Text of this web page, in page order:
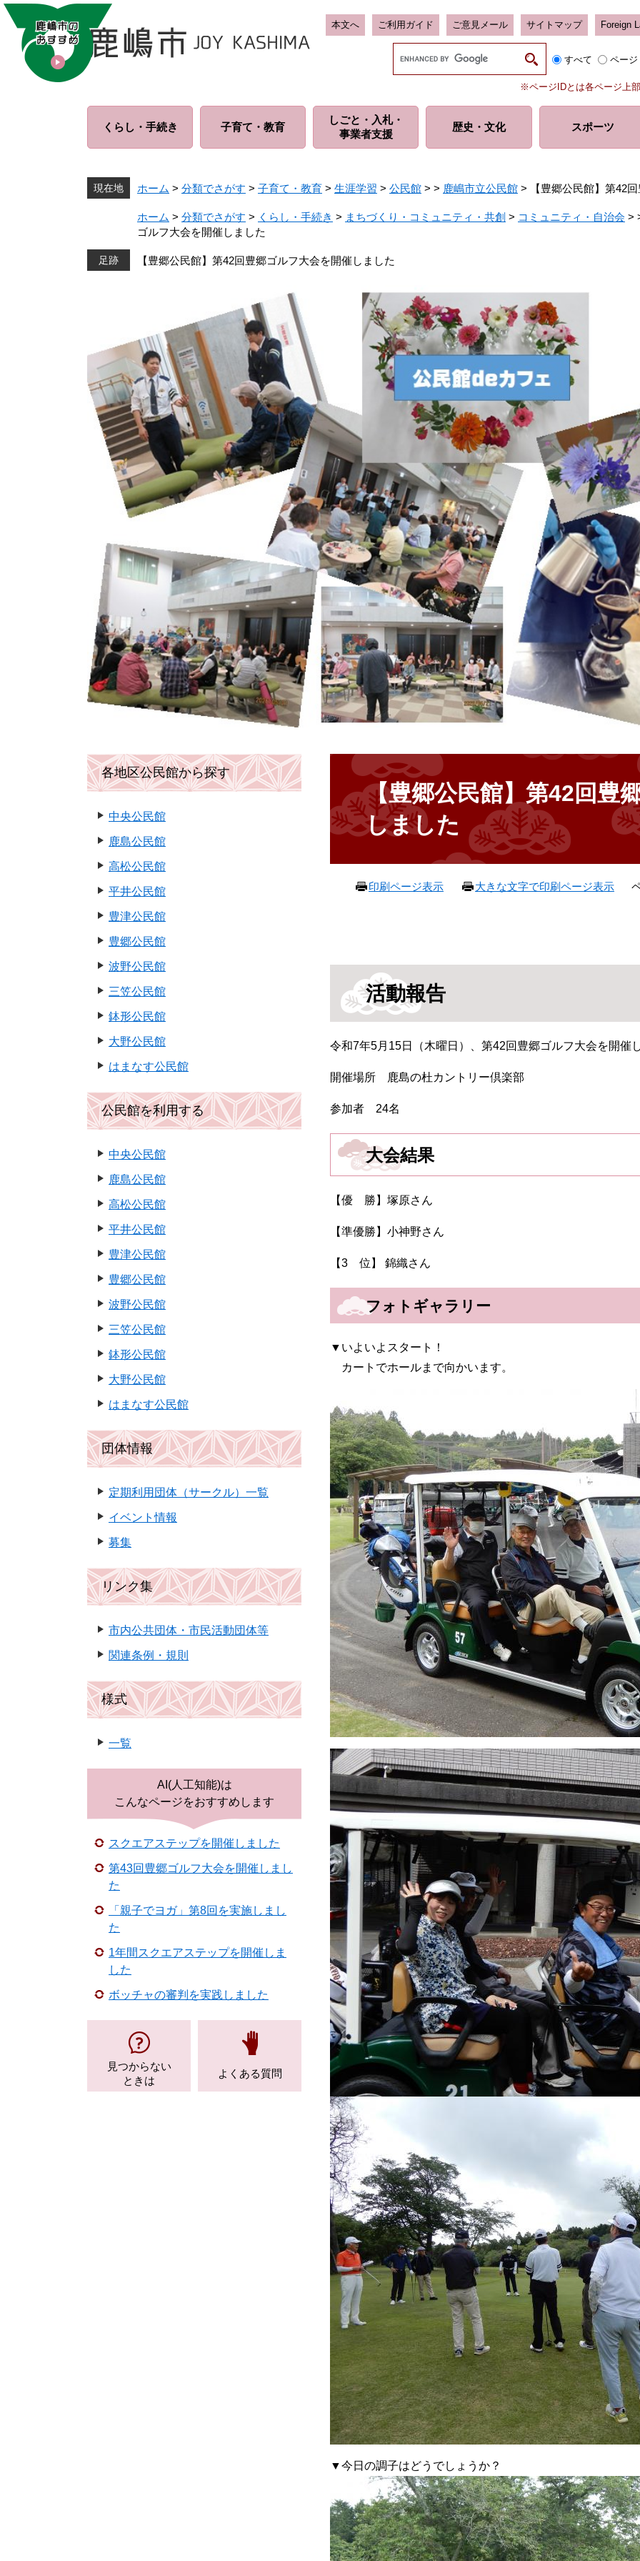
ペ
メ
本文へ ご利用ガイド ご意見メール サイトマップ Foreign
ム
索
すべて ページ
※ページIDとは各ページ上
くらし・ 手続き 子育て・ 教育
しごと・入札・
事業者支援
歴史・ 文化 スポーツ
現在地 ホーム > 分類でさがす > 子育て・教育 > 生涯学習 > 公民館 > > 鹿嶋市立公民館 > 【豊郷公民館】第42
ホーム > 分類でさがす > くらし・手続き > まちづくり・コミュニティ・共創 > コミュニティ・自治会 >
ゴルフ大会を開催しました
【豊郷公民館】第42回豊郷ゴルフ大会を開催しました
【豊郷公民館】第42回豊
しました
印刷ページ表示 大きな文字で印刷ページ表示
活動報告
令和7年5月15日（木曜日）、第42回豊郷ゴルフ大会を開催
開催場所 鹿島の杜カントリー倶楽部
参加者 24名
大会結果
【優 勝】塚原さん
【準優勝】小神野さん
【3 位】 錦織さん
フォトギャラリー
▼いよいよスタート！
カートでホールまで向かいます。
▼今日の調子はどうでしょうか？
各地区公民館から探す
中央公民館
鹿島公民館
高松公民館
平井公民館
豊津公民館
豊郷公民館
波野公民館
三笠公民館
鉢形公民館
大野公民館
はまなす公民館
公民館を利用する
中央公民館
鹿島公民館
高松公民館
平井公民館
豊津公民館
豊郷公民館
波野公民館
三笠公民館
鉢形公民館
大野公民館
はまなす公民館
団体情報
定期利用団体（サークル）一覧
イベント情報
募集
リンク集
市内公共団体・市民活動団体等
関連条例・規則
様式
一覧
AI(人工知能)は
こんなページをおすすめします
スクエアステップを開催しました
第43回豊郷ゴルフ大会を開催しまし
た
「親子でヨガ」第8回を実施しまし
た
1年間スクエアステップを開催しま
した
ボッチャの審判を実践しました
見つからない
ときは
よくある質問